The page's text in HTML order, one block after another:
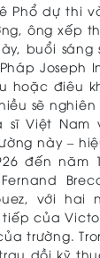
Phổ dự thi
ông xếp
buổi sáng
Joseph
hoặc điêu
sẽ
sĩ Việt Nam
này –
đến năm
với
của
trường.
dồi kỹ